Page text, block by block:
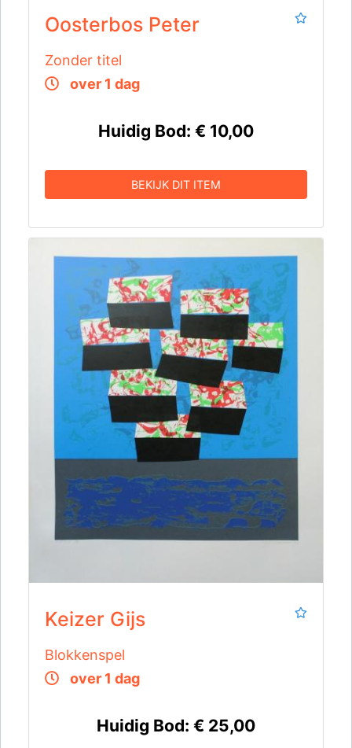
Oosterbos Peter
Zonder titel
over 1 dag
Huidig Bod: € 10,00
BEKIJK DIT ITEM
Keizer Gijs
Blokkenspel
over 1 dag
Huidig Bod: € 25,00